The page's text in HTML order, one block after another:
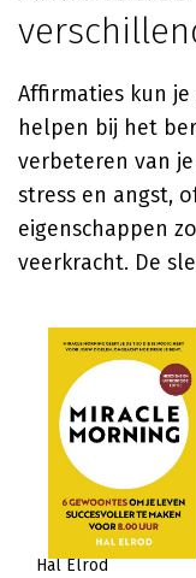
Affirmaties kun
helpen bij het
verbeteren van
stress en angst,
eigenschappen
veerkracht. De
Hal Elrod